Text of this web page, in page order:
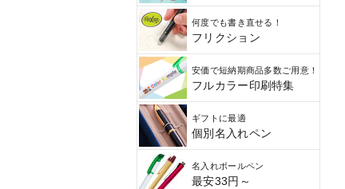
何度でも書き直せる！
フリクション
安価で短納期商品多数ご用意！
フルカラー印刷特集
ギフトに最適
個別名入れペン
名入れボールペン
最安33円～